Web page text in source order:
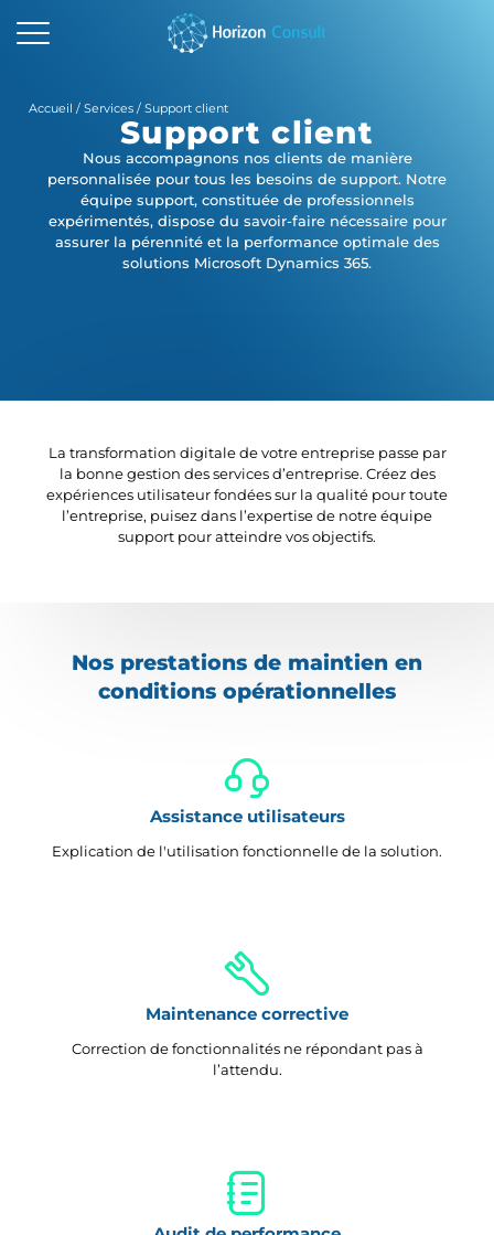
ACCUEIL
SERVICES
Accueil / Services/ Support client
Support client
Nous accompagnons nos clients de manière
personnalisée pour tous les besoins de support. Notre
équipe support, constituée de professionnels
expérimentés, dispose du savoir-faire nécessaire pour
assurer la pérennité et la performance optimale des
solutions Microsoft Dynamics 365.
La transformation digitale de votre entreprise passe par
la bonne gestion des services d’entreprise. Créez des
expériences utilisateur fondées sur la qualité pour toute
l’entreprise, puisez dans l’expertise de notre équipe
support pour atteindre vos objectifs.
Nos prestations de maintien en
conditions opérationnelles
Assistance utilisateurs
Explication de l'utilisation fonctionnelle de la solution.
Maintenance corrective
Correction de fonctionnalités ne répondant pas à
l’attendu.